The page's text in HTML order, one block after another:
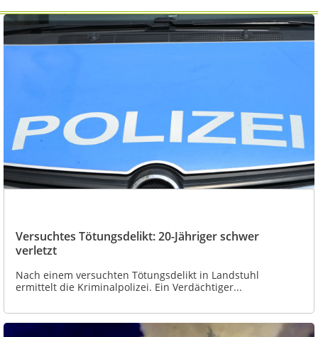
Versuchtes Tötungsdelikt: 20-Jähriger schwer
verletzt
Nach einem versuchten Tötungsdelikt in Landstuhl
ermittelt die Kriminalpolizei. Ein Verdächtiger...